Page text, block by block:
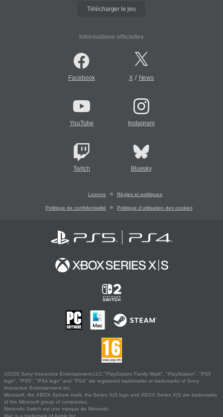
Télécharger le jeu
Informations officielles
Facebook X/ News
YouTube Instagram
Twitch Bluesky
Licence Règles et politiques
Politique de confidentialité Politique d'utilisation des cookies
©2026 Sony Interactive Entertainment LLC."PlayStation Family Mark", "PlayStation", "PS5
logo", "PS5", "PS4 logo" and "PS4" are registered trademarks or trademarks of Sony
Interactive Entertainment Inc.
Microsoft, the XBOX Sphere mark, the Series X|S logo and XBOX Series X|S are trademarks
of the Microsoft group of companies.
Nintendo Switch est une marque de Nintendo.
Mac is a trademark of Apple Inc.